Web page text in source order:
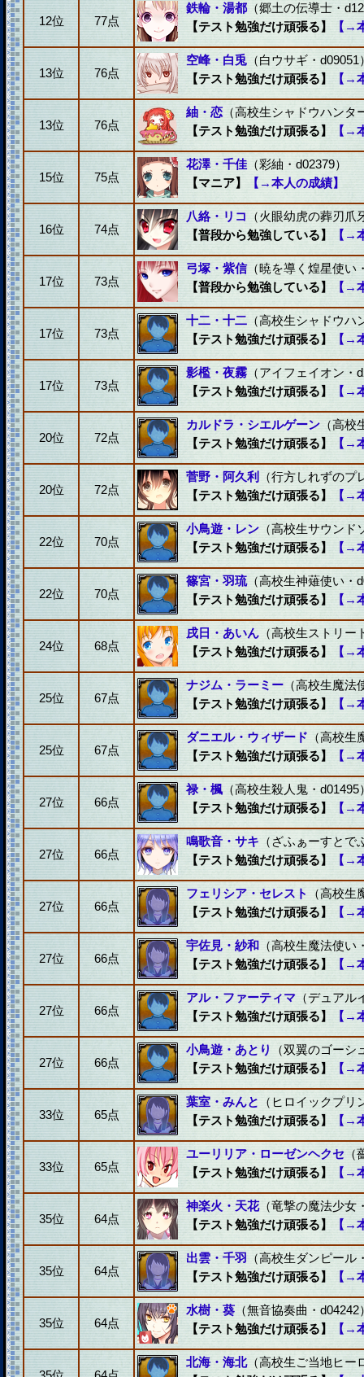
12位 77点
鉄輪・湯都（郷土の伝導士・
【テスト勉強だけ頑張る】
【→
13位 76点
空峰・白兎 （白ウサギ・d09051
【テスト勉強だけ頑張る】
【→
13位 76点
紬・恋 （高校生シャドウハンタ
【テスト勉強だけ頑張る】
【→
15位 75点
花澤・千佳 （彩紬・d02379）
【マニア】
【→本人の成績】
16位 74点
八絡・リコ
（火眼幼虎の葬刃爪
【普段から勉強している】
【→
17位 73点
弓塚・紫信（暁を導く煌星使い
【普段から勉強している】
【→
17位 73点
十二・十二 （高校生シャドウハ
【テスト勉強だけ頑張る】
【→
17位 73点
影檻・夜霧 （アイフェイオン・
【テスト勉強だけ頑張る】
【→
20位 72点
カルドラ・シエルゲーン （高
【テスト勉強だけ頑張る】
【→
20位 72点
菅野・阿久利
（行方しれずのプ
【テスト勉強だけ頑張る】
【→
22位 70点
小鳥遊・レン （高校生サウン
【テスト勉強だけ頑張る】
【→
22位 70点
篠宮・羽琉（高校生神薙使い・
【テスト勉強だけ頑張る】
【→
24位 68点
戌日・あいん （高校生ストリ
【テスト勉強だけ頑張る】
【→
25位 67点
ナジム・ラーミー （高校生魔法
【テスト勉強だけ頑張る】
【→
25位 67点
ダニエル・ウィザード （高校
【テスト勉強だけ頑張る】
【→
27位 66点
禄・楓 （高校生殺人鬼・d01495
【テスト勉強だけ頑張る】
【→
27位 66点
鳴歌音・サキ （ざふぁーすとで
【テスト勉強だけ頑張る】
【→
27位 66点
フェリシア・セレスト
（高校
【テスト勉強だけ頑張る】
【→
27位 66点
宇佐見・紗和 （高校生魔法使い
【テスト勉強だけ頑張る】
【→
27位 66点
アル・ファーティマ （デュア
【テスト勉強だけ頑張る】
【→
27位 66点
小鳥遊・あとり
（双翼のゴーシ
【テスト勉強だけ頑張る】
【→
33位 65点
葉室・みんと
（ヒロイックプリ
【テスト勉強だけ頑張る】
【→
33位 65点
ユーリリア・ローゼンヘクセ （
【テスト勉強だけ頑張る】
【→
35位 64点
神楽火・天花（竜撃の魔法少女
【テスト勉強だけ頑張る】
【→
35位 64点
出雲・千羽
（高校生ダンピール
【テスト勉強だけ頑張る】
【→
35位 64点
水樹・葵 （無音協奏曲・d04242
【テスト勉強だけ頑張る】
【→
北海・海北（高校生ご当地ヒー